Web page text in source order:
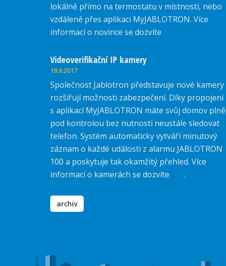
lokálně přímo na termostatu v místnosti, nebo
vzdáleně přes aplikaci MyJABLOTRON. Více
informací o novince se dozvíte
Videoverifikační IP kamery
18.9.2017
Společnost Jablotron představuje nové kamery
rozšiřují možnosti zabezpečení. Díky propojení
s aplikací MyJABLOTRON máte svůj domov plně
pod kontrolou bez nutnosti neustále sledovat
telefon. Systém automaticky vytváří minutový
záznam o každé události z alarmu JABLOTRON
100 a poskytuje tak okamžitý přehled. Více
informací o kamerách se dozvíte
.
archiv